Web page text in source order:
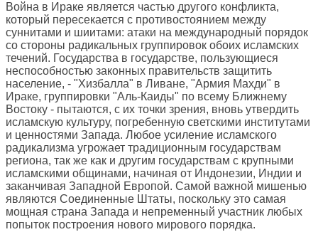
Война в Ираке является частью другого конфликта,
который пересекается с противостоянием между
суннитами и шиитами: атаки на международный порядок
со стороны радикальных группировок обоих исламских
течений. Государства в государстве, пользующиеся
неспособностью законных правительств защитить
население, - "Хизбалла" в Ливане, "Армия Махди" в
Ираке, группировки "Аль-Каиды" по всему Ближнему
Востоку - пытаются, с их точки зрения, вновь утвердить
исламскую культуру, погребенную светскими институтами
и ценностями Запада. Любое усиление исламского
радикализма угрожает традиционным государствам
региона, так же как и другим государствам с крупными
исламскими общинами, начиная от Индонезии, Индии и
заканчивая Западной Европой. Самой важной мишенью
являются Соединенные Штаты, поскольку это самая
мощная страна Запада и непременный участник любых
попыток построения нового мирового порядка.